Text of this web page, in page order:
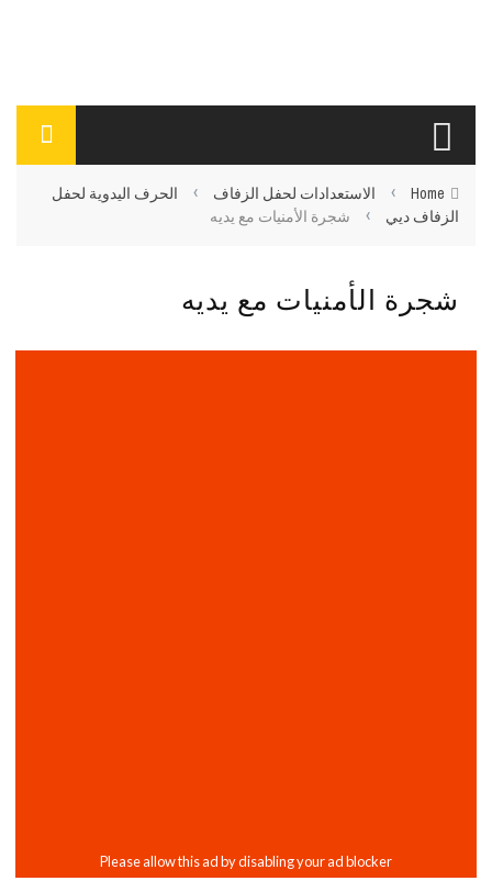
Home
› الاستعدادات لحفل الزفاف ›
الحرف اليدوية لحفل
الزفاف ديي
› شجرة الأمنيات مع يديه
شجرة الأمنيات مع يديه